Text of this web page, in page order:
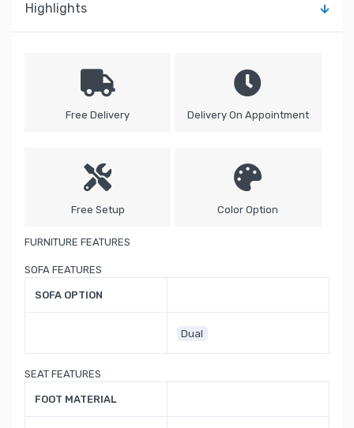
Highlights
Free Delivery Delivery On Appointment
Free Setup Color Option
FURNITURE FEATURES
SOFA FEATURES
SOFA OPTION
Dual
SEAT FEATURES
FOOT MATERIAL